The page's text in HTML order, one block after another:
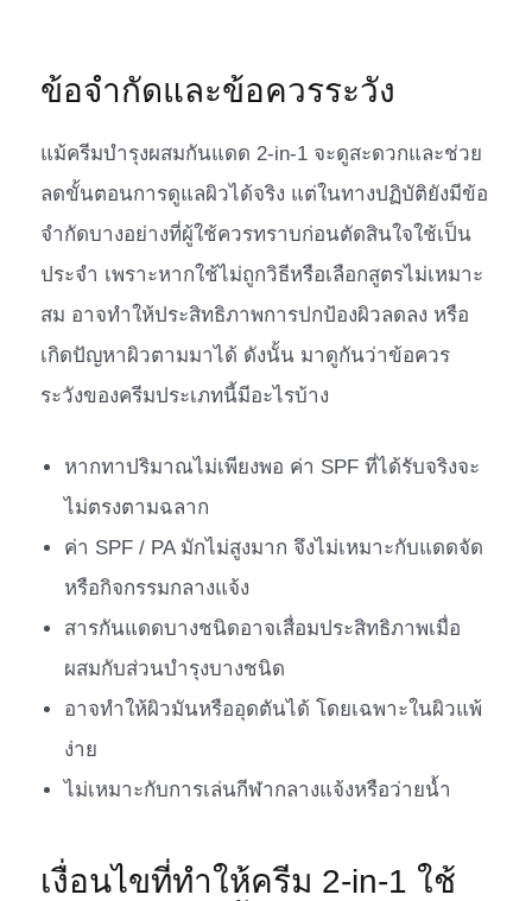
ข้อจำกัดและข้อควรระวัง
แม้ครีมบำรุงผสมกันแดด 2-in-1 จะดูสะดวกและช่วย
ลดขั้นตอนการดูแลผิวได้จริง แต่ในทางปฏิบัติยังมีข้อ
จำกัดบางอย่างที่ผู้ใช้ควรทราบก่อนตัดสินใจใช้เป็น
ประจำ เพราะหากใช้ไม่ถูกวิธีหรือเลือกสูตรไม่เหมาะ
สม อาจทำให้ประสิทธิภาพการปกป้องผิวลดลง หรือ
เกิดปัญหาผิวตามมาได้ ดังนั้น มาดูกันว่าข้อควร
ระวังของครีมประเภทนี้มีอะไรบ้าง
หากทาปริมาณไม่เพียงพอ ค่า SPF ที่ได้รับจริงจะ
ไม่ตรงตามฉลาก
ค่า SPF / PA มักไม่สูงมาก จึงไม่เหมาะกับแดดจัด
หรือกิจกรรมกลางแจ้ง
สารกันแดดบางชนิดอาจเสื่อมประสิทธิภาพเมื่อ
ผสมกับส่วนบำรุงบางชนิด
อาจทำให้ผิวมันหรืออุดตันได้ โดยเฉพาะในผิวแพ้
ง่าย
ไม่เหมาะกับการเล่นกีฬากลางแจ้งหรือว่ายน้ำ
เงื่อนไขที่ทำให้ครีม 2-in-1 ใช้